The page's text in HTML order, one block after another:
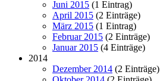
Juni 2015 (1 Eintrag)
April 2015 (2 Einträge)
März 2015 (1 Eintrag)
Februar 2015 (2 Einträge)
Januar 2015 (4 Einträge)
2014
Dezember 2014 (2 Einträge)